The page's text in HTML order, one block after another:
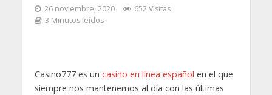
26 noviembre, 2020
652 Visitas
3 Minutos leídos
Casino777 es un casino en línea español en el que
siempre nos mantenemos al día con las últimas